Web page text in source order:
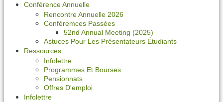
Conférence Annuelle
Rencontre Annuelle 2026
Conféremces Passées
52nd Annual Meeting (2025)
Astuces Pour Les Présentateurs Étudiants
Ressources
Infolettre
Programmes Et Bourses
Pensionnats
Offres D'emploi
Infolettre